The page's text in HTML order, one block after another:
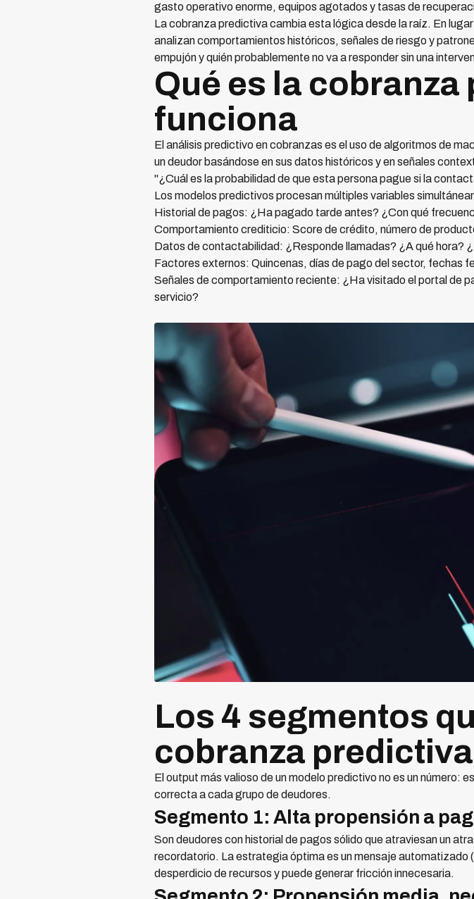
gasto operativo enorme, equipos agotados y tasas de
La cobranza predictiva cambia esta lógica desde la raíz. En
analizan comportamientos históricos, señales de riesgo y
empujón y quién probablemente no va a responder sin una
Qué es la
funciona
El análisis predictivo en cobranzas es el uso de algoritmos de
un deudor basándose en sus datos históricos y en señales
"¿Cuál es la probabilidad de que esta persona pague si la
Los modelos predictivos procesan múltiples variables
Historial de pagos: ¿Ha pagado tarde antes? ¿Con qué
Comportamiento crediticio: Score de crédito, número de
Datos de contactabilidad: ¿Responde llamadas? ¿A qué hora?
Factores externos: Quincenas, días de pago del sector, fechas
Señales de comportamiento reciente: ¿Ha visitado el portal de
servicio?
Los 4 segmentos
cobranza predictiva
El output más valioso de un modelo predictivo no es un
correcta a cada grupo de deudores.
Segmento 1: Alta propensión a
Son deudores con historial de pagos sólido que atraviesan un
recordatorio. La estrategia óptima es un mensaje automatizado
desperdicio de recursos y puede generar fricción innecesaria.